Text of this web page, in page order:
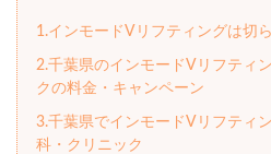
1.インモードVリフティングは切
2.千葉県のインモードVリフティ
クの料金・キャンペーン
3.千葉県でインモードVリフティ
科・クリニック